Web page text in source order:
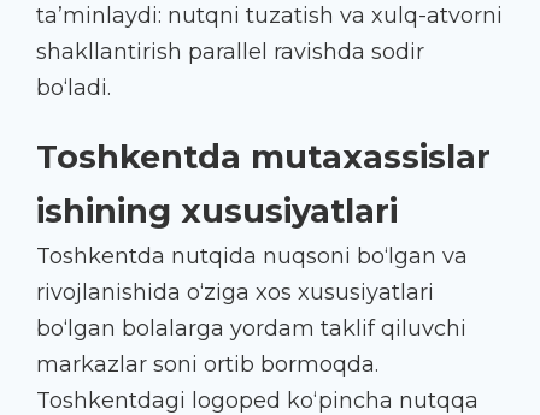
ta’minlaydi: nutqni tuzatish va xulq-atvorni
shakllantirish parallel ravishda sodir
bo‘ladi.
Toshkentda mutaxassislar
ishining xususiyatlari
Toshkentda nutqida nuqsoni bo‘lgan va
rivojlanishida o‘ziga xos xususiyatlari
bo‘lgan bolalarga yordam taklif qiluvchi
markazlar soni ortib bormoqda.
Toshkentdagi logoped ko‘pincha nutqqa